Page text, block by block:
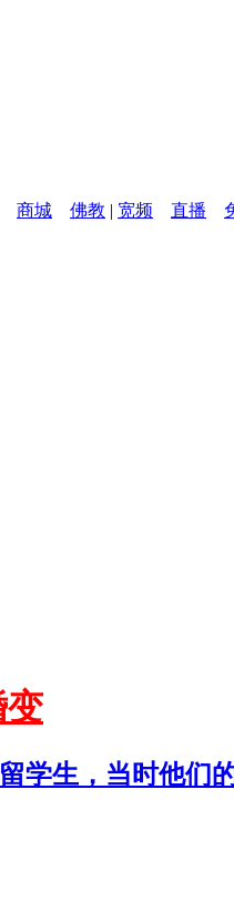
商城 佛教 | 宽频 直播
变
学生，当时他们